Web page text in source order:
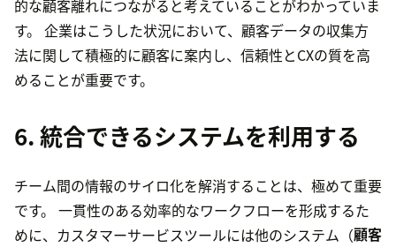
的な顧客離れにつながると考えていることがわかっていま
す。 企業はこうした状況において、顧客データの収集方
法に関して積極的に顧客に案内し、信頼性とCXの質を高
めることが重要です。
6. 統合できるシステムを利用する
チーム間の情報のサイロ化を解消することは、極めて重要
です。 一貫性のある効率的なワークフローを形成するた
めに、カスタマーサービスツールには他のシステム（顧客